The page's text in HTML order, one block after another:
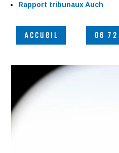
Rapport tribunaux Auch
Accueil 06